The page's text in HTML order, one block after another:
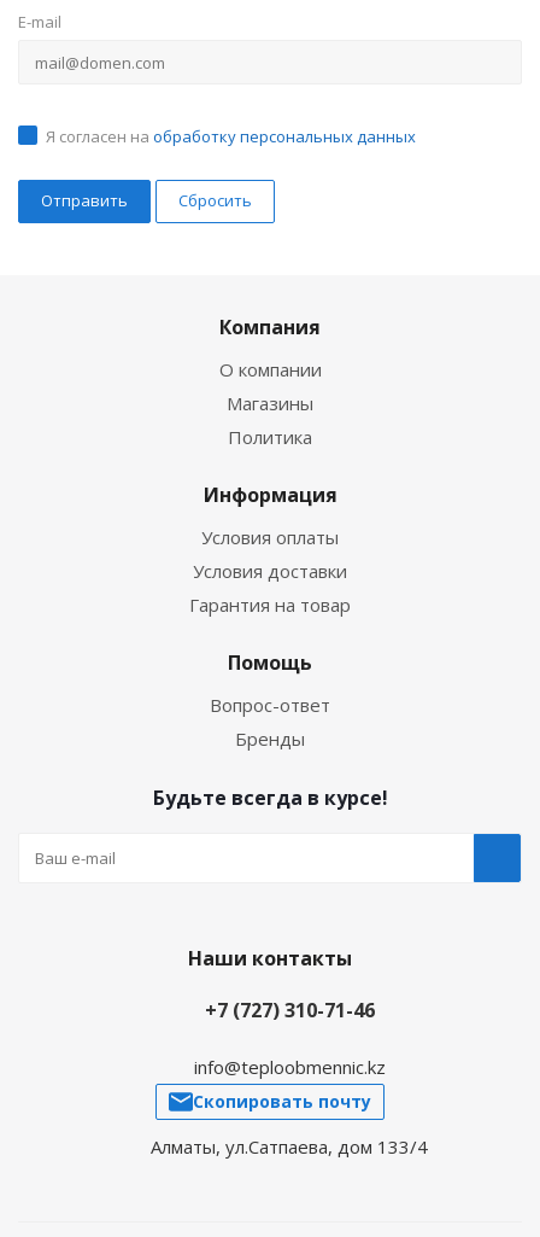
E-mail
Я согласен на обработку персональных данных
Сбросить
Компания
О компании
Магазины
Политика
Информация
Условия оплаты
Условия доставки
Гарантия на товар
Помощь
Вопрос-ответ
Бренды
Будьте всегда в курсе!
Наши контакты
+7 (727) 310-71-46
info@teploobmennic.kz
Скопировать почту
Алматы, ул.Сатпаева, дом 133/4